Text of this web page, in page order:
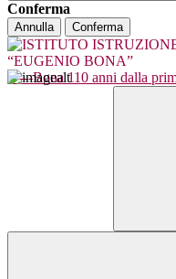
Conferma
Annulla Conferma
----Bona 110 anni dalla